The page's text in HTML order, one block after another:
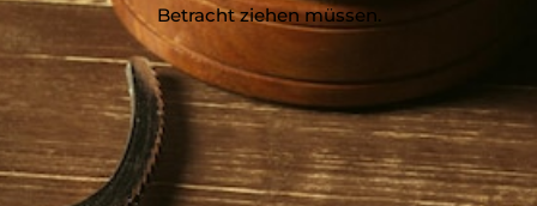
Betracht ziehen müssen.